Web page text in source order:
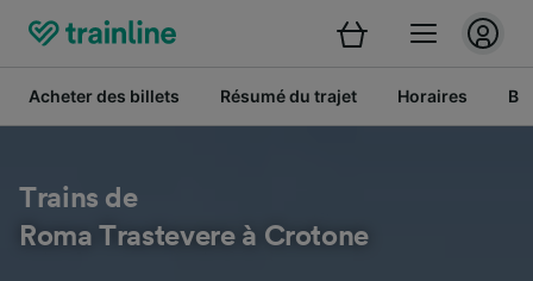
Acheter des billets Résumé du trajet Horaires
Trains de
Roma Trastevere à Crotone